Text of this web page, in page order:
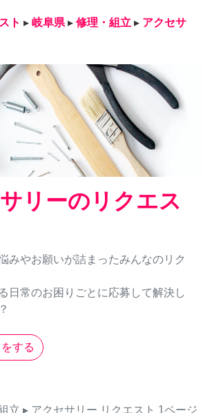
ト ▸ 岐阜県 ▸ 修理・組立 ▸ アクセサ
リーのリクエス
みやお願いが詰まったみんなのリク
日常のお困りごとに応募して解決し
する
立 ▸ アクセサリー リクエスト 1ページ